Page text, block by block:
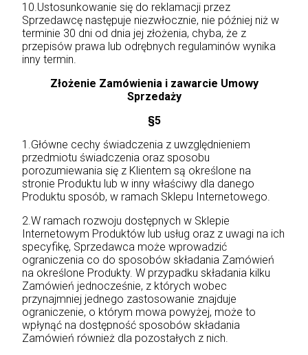
10.Ustosunkowanie się do reklamacji przez
Sprzedawcę następuje niezwłocznie, nie później niż w
terminie 30 dni od dnia jej złożenia, chyba, że z
przepisów prawa lub odrębnych regulaminów wynika
inny termin.
Złożenie Zamówienia i zawarcie Umowy
Sprzedaży
§5
1.Główne cechy świadczenia z uwzględnieniem
przedmiotu świadczenia oraz sposobu
porozumiewania się z Klientem są określone na
stronie Produktu lub w inny właściwy dla danego
Produktu sposób, w ramach Sklepu Internetowego.
2.W ramach rozwoju dostępnych w Sklepie
Internetowym Produktów lub usług oraz z uwagi na ich
specyfikę, Sprzedawca może wprowadzić
ograniczenia co do sposobów składania Zamówień
na określone Produkty. W przypadku składania kilku
Zamówień jednocześnie, z których wobec
przynajmniej jednego zastosowanie znajduje
ograniczenie, o którym mowa powyżej, może to
wpłynąć na dostępność sposobów składania
Zamówień również dla pozostałych z nich.